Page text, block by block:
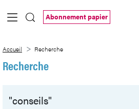
Saut au contenu principal
Abonnement papier
Accueil Recherche
Recherche